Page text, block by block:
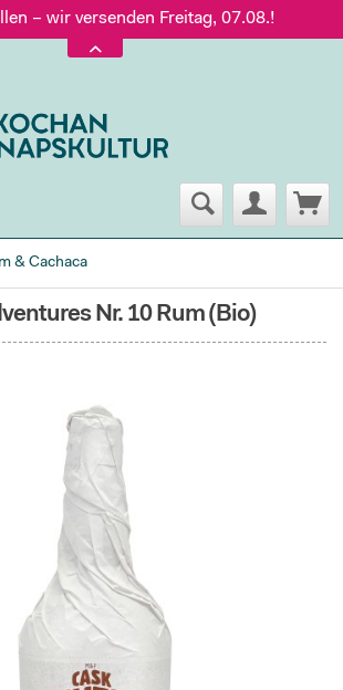
– wir versenden Freitag, 07.08.!
5,60 €, gratis ab 95 € Warenwert
– wir versenden Freitag, 07.08.!
& Cachaca
Nr. 10 Rum (Bio)